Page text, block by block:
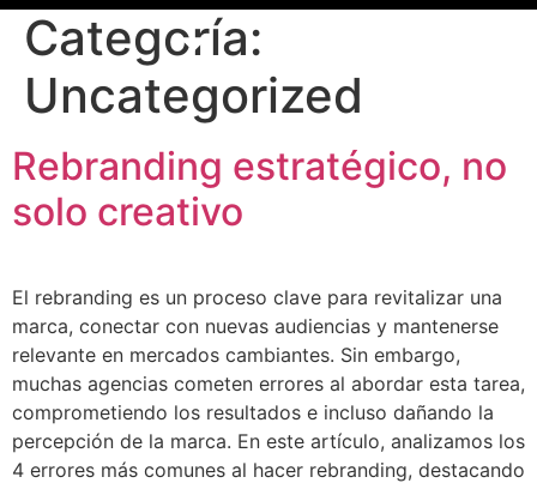
INICIO
Categoría:
Uncategorized
Rebranding estratégico, no
solo creativo
El rebranding es un proceso clave para revitalizar una
marca, conectar con nuevas audiencias y mantenerse
relevante en mercados cambiantes. Sin embargo,
muchas agencias cometen errores al abordar esta tarea,
comprometiendo los resultados e incluso dañando la
percepción de la marca. En este artículo, analizamos los
4 errores más comunes al hacer rebranding, destacando